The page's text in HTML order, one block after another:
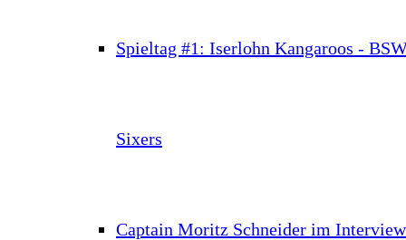
Spieltag #1: Iserlohn Kangaroos -
Sixers
Captain Moritz Schneider im Interview